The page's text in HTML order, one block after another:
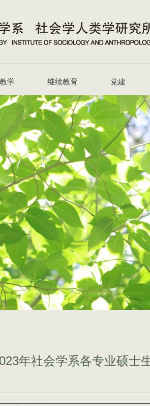
学 继续教育 党建
年社会学系各专业硕士